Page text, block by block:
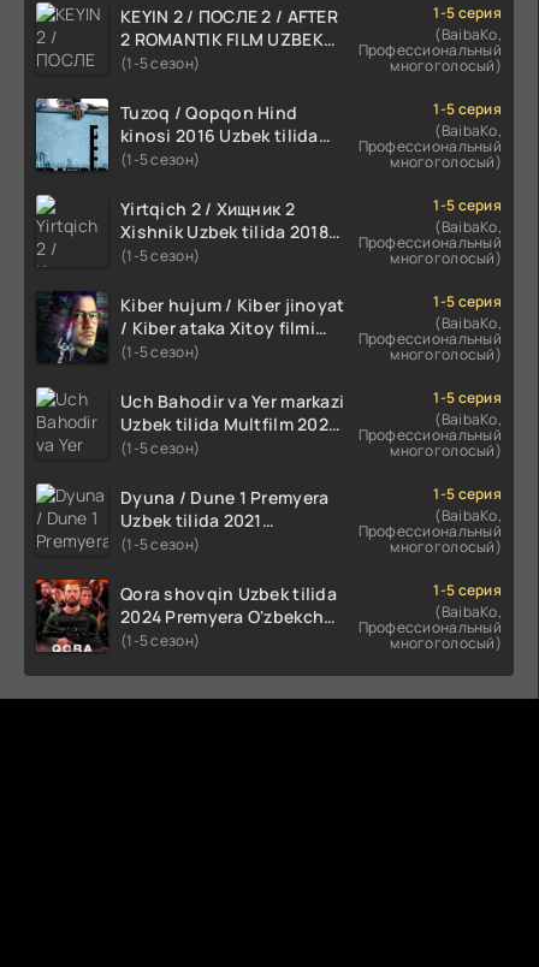
KEYIN 2 / ПОСЛЕ 2 / AFTER
2 ROMANTIK FILM UZBEK
TILIDA 2020 TARJIMA FILM
(1-5 сезон)
1-5 серия
(BaibaKo,
Профессиональный
многоголосый)
Tuzoq / Qopqon Hind
kinosi 2016 Uzbek tilida
tarjima film HD
(1-5 сезон)
1-5 серия
(BaibaKo,
Профессиональный
многоголосый)
Yirtqich 2 / Хищник 2
Xishnik Uzbek tilida 2018-
2024 O'zbekcha tarjima
(1-5 сезон)
1-5 серия
(BaibaKo,
Профессиональный
многоголосый)
Kiber hujum / Kiber jinoyat
/ Kiber ataka Xitoy filmi
Uzbek tilida O'zbekcha
HD skachat
(1-5 сезон)
1-5 серия
(BaibaKo,
Профессиональный
многоголосый)
Uch Bahodir va Yer markazi
Uzbek tilida Multfilm 2025
tarjima HD skachat
(1-5 сезон)
1-5 серия
(BaibaKo,
Профессиональный
многоголосый)
Dyuna / Dune 1 Premyera
Uzbek tilida 2021
O'zbekcha tarjima kino HD
(1-5 сезон)
1-5 серия
(BaibaKo,
Профессиональный
многоголосый)
Qora shovqin Uzbek tilida
2024 Premyera O'zbekcha
tarjima kino HD skachat
(1-5 сезон)
1-5 серия
(BaibaKo,
Профессиональный
многоголосый)